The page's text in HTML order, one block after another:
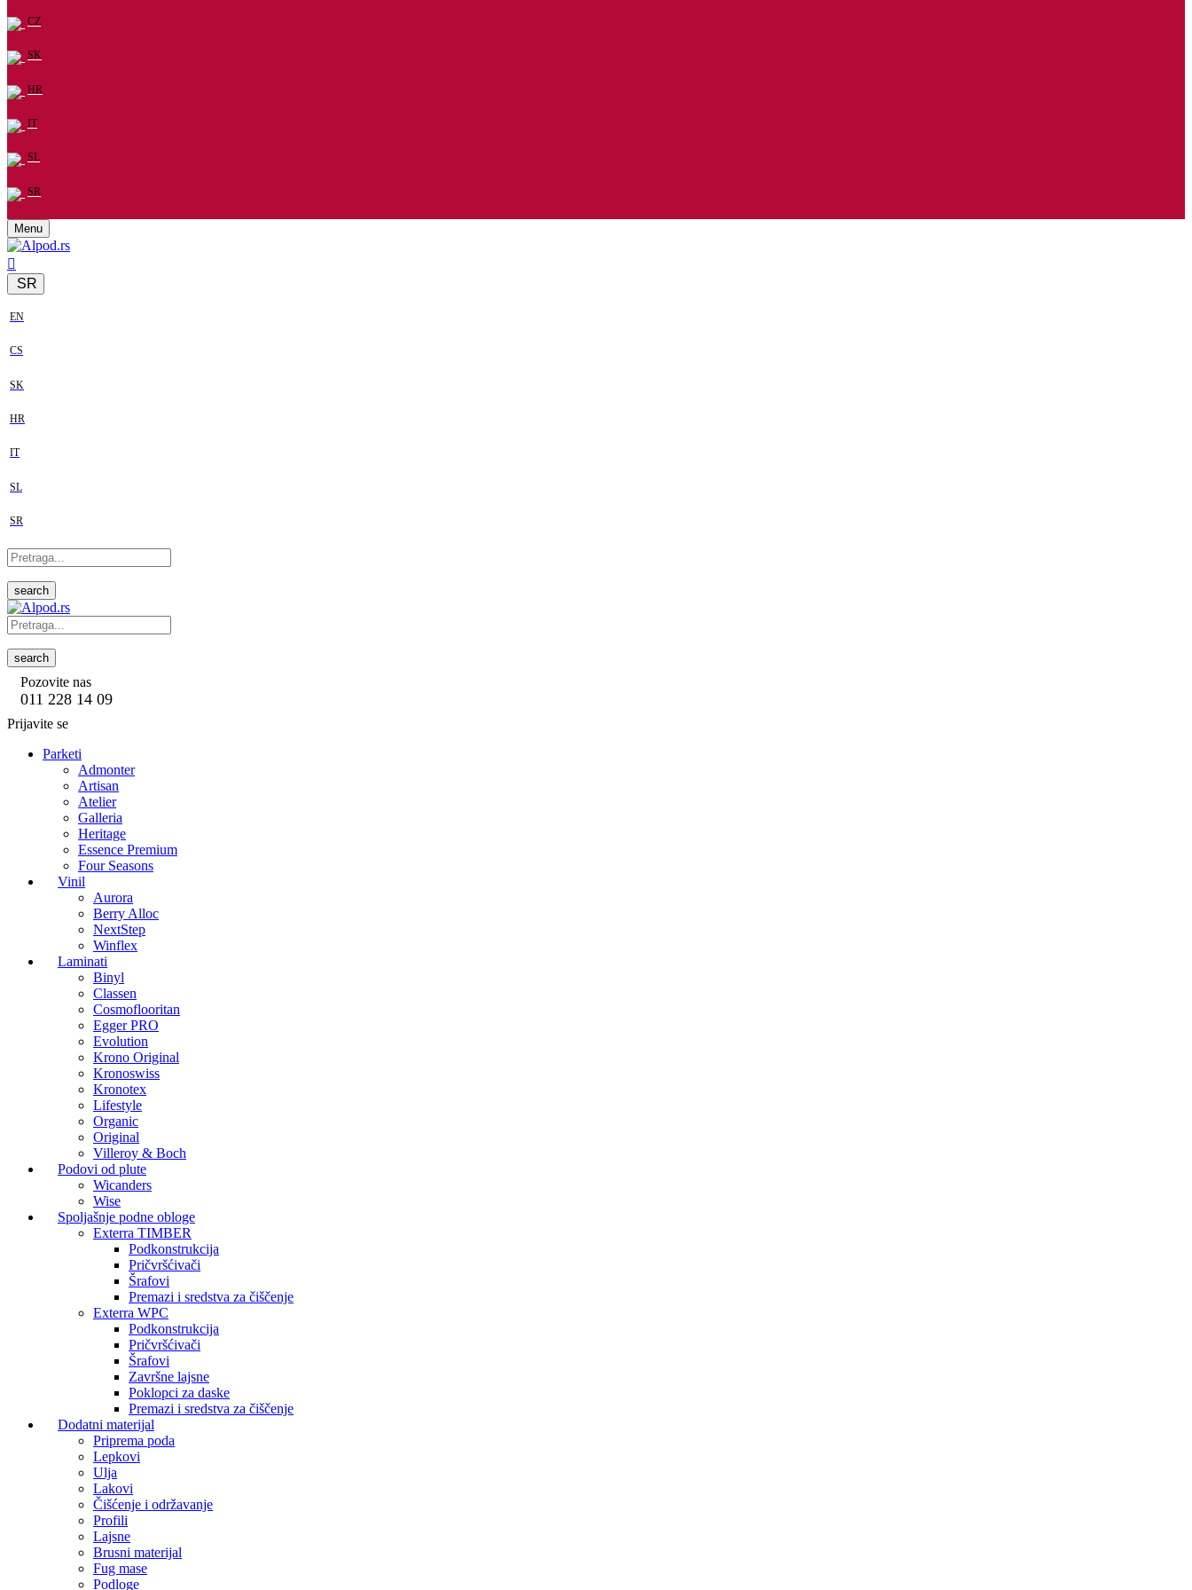
CZ
SK
HR
IT
SL
SR
Menu
SR
EN
CS
SK
HR
IT
SL
SR
search
search
Pozovite nas
011 228 14 09
Prijavite se
Parketi
Admonter
Artisan
Atelier
Galleria
Heritage
Essence Premium
Four Seasons
Vinil
Aurora
Berry Alloc
NextStep
Winflex
Laminati
Binyl
Classen
Cosmoflooritan
Egger PRO
Evolution
Krono Original
Kronoswiss
Kronotex
Lifestyle
Organic
Original
Villeroy & Boch
Podovi od plute
Wicanders
Wise
Spoljašnje podne obloge
Exterra TIMBER
Podkonstrukcija
Pričvršćivači
Šrafovi
Premazi i sredstva za čiščenje
Exterra WPC
Podkonstrukcija
Pričvršćivači
Šrafovi
Završne lajsne
Poklopci za daske
Premazi i sredstva za čiščenje
Dodatni materijal
Priprema poda
Lepkovi
Ulja
Lakovi
Čišćenje i održavanje
Profili
Lajsne
Brusni materijal
Fug mase
Podloge